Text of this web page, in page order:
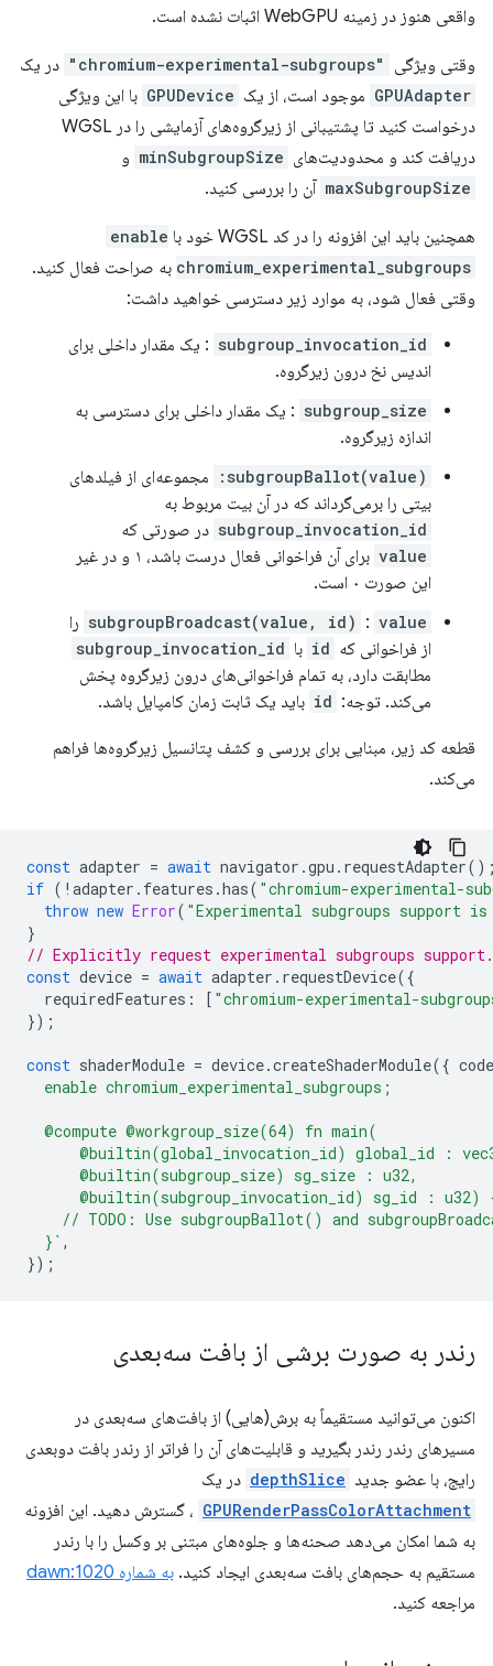
واقعی هنوز در زمینه WebGPU اثبات نشده است.
وقتی ویژگی "chromium-experimental-subgroups" در یک
GPUAdapter موجود است، از یک GPUDevice با این ویژگی
درخواست کنید تا پشتیبانی از زیرگروه‌های آزمایشی را در WGSL
دریافت کند و محدودیت‌های minSubgroupSize و
maxSubgroupSize آن را بررسی کنید.
همچنین باید این افزونه را در کد WGSL خود با
enable
chromium_experimental_subgroups به صراحت فعال کنید.
وقتی فعال شود، به موارد زیر دسترسی خواهید داشت:
subgroup_invocation_id : یک مقدار داخلی برای
اندیس نخ درون زیرگروه.
subgroup_size : یک مقدار داخلی برای دسترسی به
اندازه زیرگروه.
subgroupBallot(value):
مجموعه‌ای از فیلدهای
بیتی را برمی‌گرداند که در آن بیت مربوط به
subgroup_invocation_id در صورتی که
value
برای آن فراخوانی فعال درست باشد، ۱ و در غیر
این صورت ۰ است.
subgroupBroadcast(value, id) : value
را
از فراخوانی که id با subgroup_invocation_id
مطابقت دارد، به تمام فراخوانی‌های درون زیرگروه پخش
می‌کند. توجه: id باید یک ثابت زمان کامپایل باشد.
قطعه کد زیر، مبنایی برای بررسی و کشف پتانسیل زیرگروه‌ها فراهم
می‌کند.
const adapter = await navigator .gpu . requestAdapter
if ( ! adapter . features .has( "chromium-experimental-
throw new Error( "Experimental subgroups support
}
// Explicitly request experimental subgroups support.
const device = await adapter . requestDevice({
requiredFeatures : [ "chromium-experimental-
});
const shaderModule = device.createShaderModule({ code
  enable chromium_experimental_subgroups;
  @compute @workgroup_size(64) fn main(
@builtin(global_invocation_id) global_id :
      @builtin(subgroup_size) sg_size : u32,
@builtin(subgroup_invocation_id) sg_id : u32)
// TODO: Use subgroupBallot() and
  }`
,
});
رندر به صورت برشی از بافت سه‌بعدی
اکنون می‌توانید مستقیماً به برش(هایی) از بافت‌های سه‌بعدی در
مسیرهای رندر رندر بگیرید و قابلیت‌های آن را فراتر از رندر بافت دوبعدی
رایج، با عضو جدید depthSlice در یک
GPURenderPassColorAttachment ، گسترش دهید. این افزونه
به شما امکان می‌دهد صحنه‌ها و جلوه‌های مبتنی بر وکسل را با رندر
مستقیم به حجم‌های بافت سه‌بعدی ایجاد کنید. به شماره dawn:1020
مراجعه کنید.